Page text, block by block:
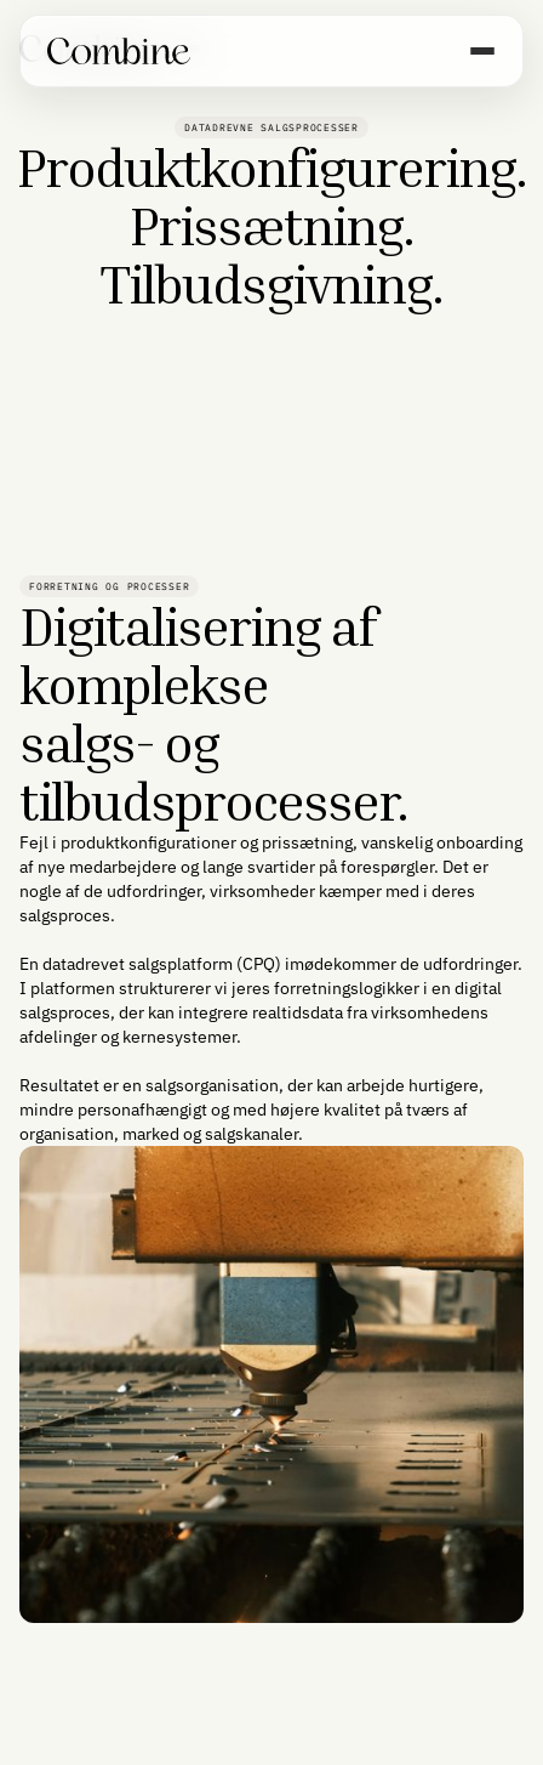
DATADREVNE SALGSPROCESSER
Produktkonfigurering.
Prissætning.
Tilbudsgivning.
FORRETNING OG PROCESSER
Digitalisering af
komplekse
salgs- og
tilbudsprocesser.
Fejl i produktkonfigurationer og prissætning, vanskelig onboarding
af nye medarbejdere og lange svartider på forespørgler. Det er
nogle af de udfordringer, virksomheder kæmper med i deres
salgsproces.
En datadrevet salgsplatform (CPQ) imødekommer de udfordringer.
I platformen strukturerer vi jeres forretningslogikker i en digital
salgsproces, der kan integrere realtidsdata fra virksomhedens
afdelinger og kernesystemer.
Resultatet er en salgsorganisation, der kan arbejde hurtigere,
mindre personafhængigt og med højere kvalitet på tværs af
organisation, marked og salgskanaler.